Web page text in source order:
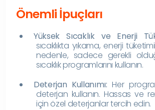
Önemli İpuçları
Yüksek Sıcaklık ve Enerji
sıcaklıkta yıkama, enerji
nedenle, sadece gerekli
sıcaklık programlarını kullanın.
Deterjan Kullanımı: Her
deterjan kullanın. Hassas ve
için özel deterjanlar tercih edin.